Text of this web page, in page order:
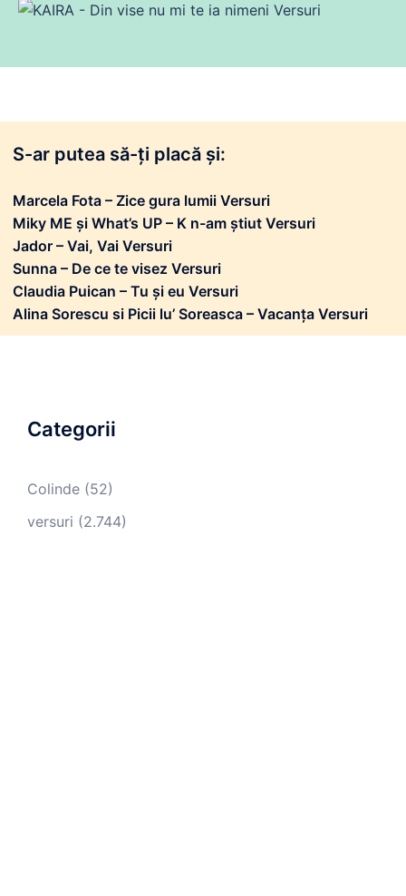
S-ar putea să-ți placă și:
Marcela Fota – Zice gura lumii Versuri
Miky ME și What’s UP – K n-am știut Versuri
Jador – Vai, Vai Versuri
Sunna – De ce te visez Versuri
Claudia Puican – Tu și eu Versuri
Alina Sorescu si Picii lu’ Soreasca – Vacanța Versuri
Categorii
Colinde (52)
versuri (2.744)